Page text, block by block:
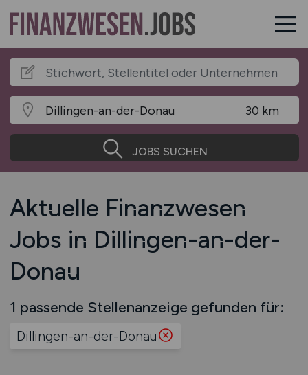
JOBS SUCHEN
Aktuelle Finanzwesen
Jobs in Dillingen-an-der-
Donau
1 passende Stellenanzeige gefunden für:
Dillingen-an-der-Donau